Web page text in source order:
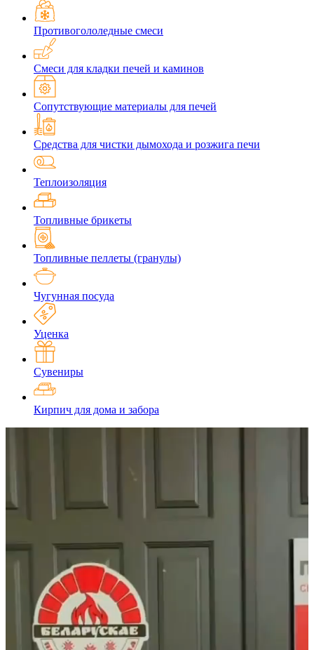
Противогололедные смеси
Смеси для кладки печей и каминов
Сопутствующие материалы для печей
Средства для чистки дымохода и розжига печи
Теплоизоляция
Топливные брикеты
Топливные пеллеты (гранулы)
Чугунная посуда
Уценка
Сувениры
Кирпич для дома и забора